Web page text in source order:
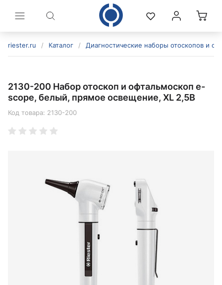
riester.ru / Каталог / Диагностические наборы отоскопов и
2130-200 Набор отоскоп и офтальмоскоп e-
scope, белый, прямое освещение, XL 2,5В
Код товара: 2130-200